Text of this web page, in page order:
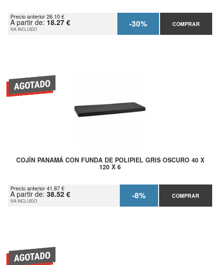
Precio anterior 26.10 €
A partir de: 18.27 €
IVA INCLUIDO -30% COMPRAR
COJÍN PANAMÁ CON FUNDA DE POLIPIEL GRIS OSCURO 40 X
120 X 6
Precio anterior 41.87 €
A partir de: 38.52 €
IVA INCLUIDO -8% COMPRAR